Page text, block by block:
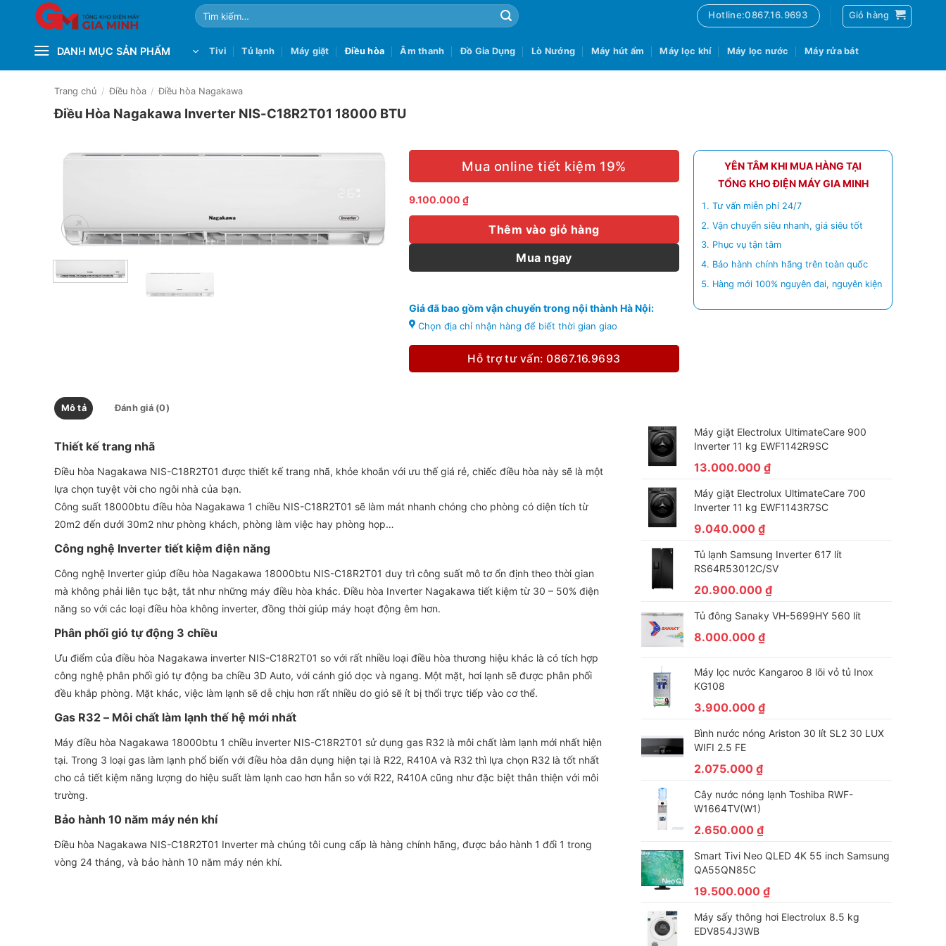
Tìm
kiếm:
Hotline:0867.16.9693 Giỏ hàng
DANH MỤC SẢN PHẨM Tivi Tủ lạnh Máy giặt Điều hòa Âm thanh Đồ Gia Dụng Lò Nướng Máy hút ẩm Máy lọc khí Máy lọc nước Máy rửa bát
Trang chủ / Điều hòa / Điều hòa Nagakawa
Điều Hòa Nagakawa Inverter NIS-C18R2T01 18000 BTU
Mua online tiết kiệm 19%
9.100.000 ₫
Thêm vào giỏ hàng
Mua ngay
Giá đã bao gồm vận chuyển trong nội thành Hà Nội:
Chọn địa chỉ nhận hàng để biết thời gian giao
Hỗ trợ tư vấn: 0867.16.9693
YÊN TÂM KHI MUA HÀNG TẠI
TỔNG KHO ĐIỆN MÁY GIA MINH
Tư vấn miễn phí 24/7
Vận chuyển siêu nhanh, giá siêu tốt
Phục vụ tận tâm
Bảo hành chính hãng trên toàn quốc
Hàng mới 100% nguyên đai, nguyên kiện
Mô tả Đánh giá (0)
Thiết kế trang nhã
Điều hòa Nagakawa NIS-C18R2T01 được thiết kế trang nhã, khỏe khoắn với ưu thế giá rẻ, chiếc điều hòa này sẽ là một
lựa chọn tuyệt vời cho ngôi nhà của bạn.
Công suất 18000btu điều hòa Nagakawa 1 chiều NIS-C18R2T01 sẽ làm mát nhanh chóng cho phòng có diện tích từ
20m2 đến dưới 30m2 như phòng khách, phòng làm việc hay phòng họp…
Công nghệ Inverter tiết kiệm điện năng
Công nghệ Inverter giúp điều hòa Nagakawa 18000btu NIS-C18R2T01 duy trì công suất mô tơ ổn định theo thời gian
mà không phải liên tục bật, tắt như những máy điều hòa khác. Điều hòa Inverter Nagakawa tiết kiệm từ 30 – 50% điện
năng so với các loại điều hòa không inverter, đồng thời giúp máy hoạt động êm hơn.
Phân phối gió tự động 3 chiều
Ưu điểm của điều hòa Nagakawa inverter NIS-C18R2T01 so với rất nhiều loại điều hòa thương hiệu khác là có tích hợp
công nghệ phân phối gió tự động ba chiều 3D Auto, với cánh gió dọc và ngang. Một mặt, hơi lạnh sẽ được phân phối
đều khắp phòng. Mặt khác, việc làm lạnh sẽ dễ chịu hơn rất nhiều do gió sẽ ít bị thổi trực tiếp vào cơ thể.
Gas R32 – Môi chất làm lạnh thế hệ mới nhất
Máy điều hòa Nagakawa 18000btu 1 chiều inverter NIS-C18R2T01 sử dụng gas R32 là môi chất làm lạnh mới nhất hiện
tại. Trong 3 loại gas làm lạnh phổ biến với điều hòa dân dụng hiện tại là R22, R410A và R32 thì lựa chọn R32 là tốt nhất
cho cả tiết kiệm năng lượng do hiệu suất làm lạnh cao hơn hẳn so với R22, R410A cũng như đặc biệt thân thiện với môi
trường.
Bảo hành 10 năm máy nén khí
Điều hòa Nagakawa NIS-C18R2T01 Inverter mà chúng tôi cung cấp là hàng chính hãng, được bảo hành 1 đổi 1 trong
vòng 24 tháng, và bảo hành 10 năm máy nén khí.
Máy giặt Electrolux UltimateCare 900
Inverter 11 kg EWF1142R9SC
13.000.000₫
Máy giặt Electrolux UltimateCare 700
Inverter 11 kg EWF1143R7SC
9.040.000₫
Tủ lạnh Samsung Inverter 617 lít
RS64R53012C/SV
20.900.000₫
Tủ đông Sanaky VH-5699HY 560 lít
8.000.000₫
Máy lọc nước Kangaroo 8 lõi vỏ tủ Inox
KG108
3.900.000₫
Bình nước nóng Ariston 30 lít SL2 30 LUX
WIFI 2.5 FE
2.075.000₫
Cây nước nóng lạnh Toshiba RWF-
W1664TV(W1)
2.650.000₫
Smart Tivi Neo QLED 4K 55 inch Samsung
QA55QN85C
19.500.000₫
Máy sấy thông hơi Electrolux 8.5 kg
EDV854J3WB